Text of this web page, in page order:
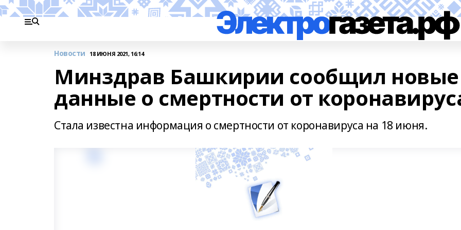
Новости 18 ИЮНЯ 2021, 16:14
Минздрав Башкирии сообщил новые
данные о смертности от
Стала известна информация о смертности от коронавируса на 18 июня.